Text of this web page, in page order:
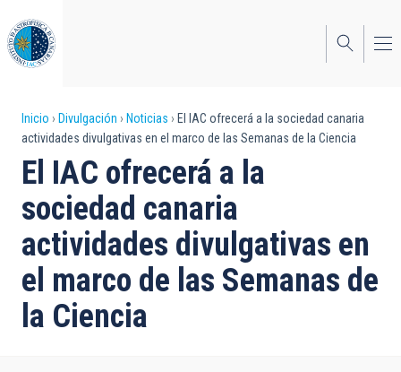
al
contenido
principal
Sobrescribir
enlaces
de
ayuda
a
la
navegación
Inicio Divulgación Noticias
El IAC ofrecerá a la sociedad canaria
actividades divulgativas en el marco de las Semanas de la Ciencia
El IAC ofrecerá a la
sociedad canaria
actividades divulgativas en
el marco de las Semanas de
la Ciencia